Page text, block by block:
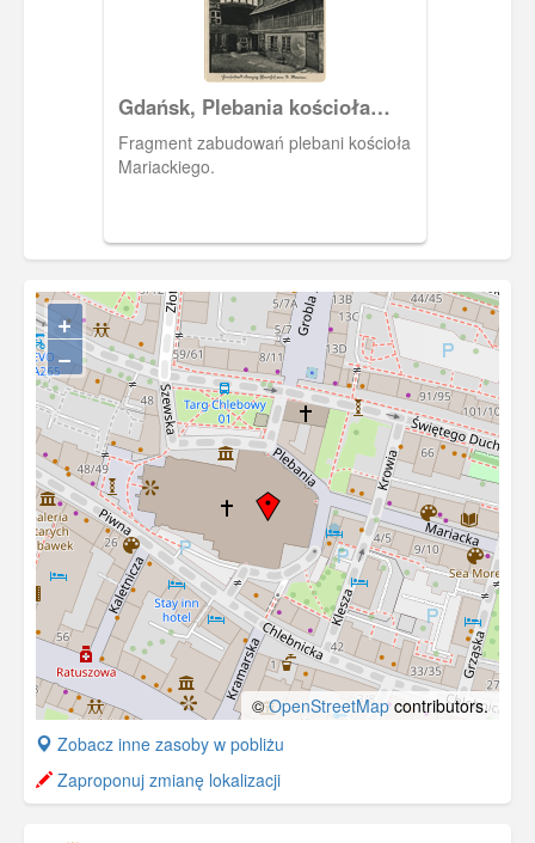
Gdańsk, Plebania kościoła
Mariackiego
Fragment zabudowań plebani kościoła
Mariackiego.
+
−
©OpenStreetMapcontributors.
+
−
Zobacz inne zasoby w pobliżu
Zaproponuj zmianę lokalizacji